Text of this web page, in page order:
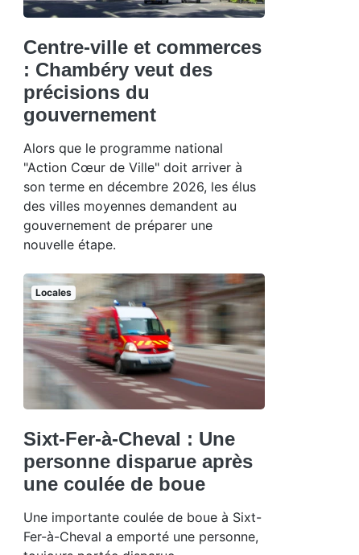
Centre-ville et commerces
: Chambéry veut des
précisions du
gouvernement
Alors que le programme national
"Action Cœur de Ville" doit arriver à
son terme en décembre 2026, les élus
des villes moyennes demandent au
gouvernement de préparer une
nouvelle étape.
Locales
Sixt-Fer-à-Cheval : Une
personne disparue après
une coulée de boue
Une importante coulée de boue à Sixt-
Fer-à-Cheval a emporté une personne,